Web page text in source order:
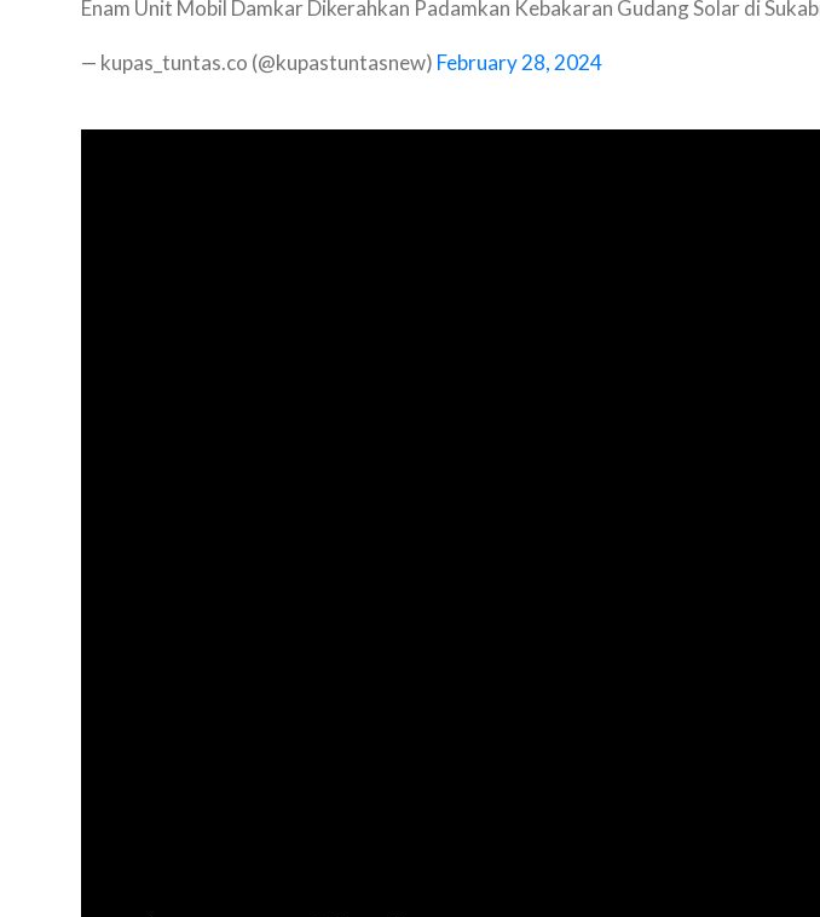
Enam Unit Mobil Damkar Dikerahkan Padamkan Kebakaran Gudang Solar di
— kupas_tuntas.co (@kupastuntasnew) February 28, 2024